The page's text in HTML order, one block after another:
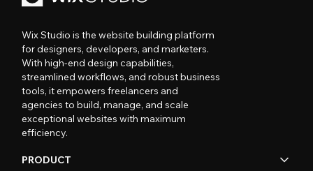
Wix Studio is the website building platform
for designers, developers, and marketers.
With high-end design capabilities,
streamlined workflows, and robust business
tools, it empowers freelancers and
agencies to build, manage, and scale
exceptional websites with maximum
efficiency.
PRODUCT